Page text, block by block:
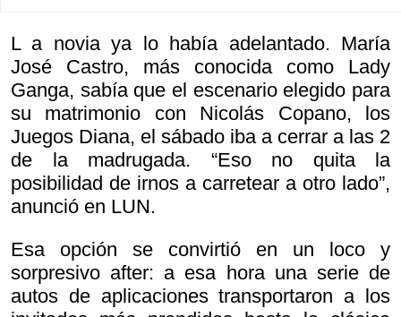
L a novia ya lo había adelantado. María
José Castro, más conocida como Lady
Ganga, sabía que el escenario elegido para
su matrimonio con Nicolás Copano, los
Juegos Diana, el sábado iba a cerrar a las 2
de la madrugada. “Eso no quita la
posibilidad de irnos a carretear a otro lado”,
anunció en LUN.
Esa opción se convirtió en un loco y
sorpresivo after: a esa hora una serie de
autos de aplicaciones transportaron a los